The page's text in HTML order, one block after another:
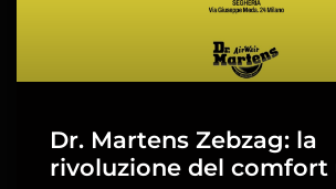
Dr. Martens Zebzag: la
rivoluzione del comfort